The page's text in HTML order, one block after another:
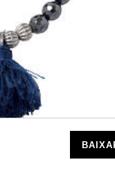
São Bento